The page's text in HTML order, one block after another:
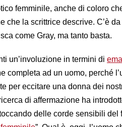
femminile, anche di coloro
che la scrittrice descrive. C’è
come Gray, ma tanto basta.
un’involuzione in termini di
completa ad un uomo, perché
per eccitare una donna dei
di affermazione ha
delle corde sensibili del